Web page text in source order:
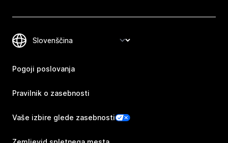
Pogoji poslovanja
Pravilnik o zasebnosti
Vaše izbire glede zasebnosti